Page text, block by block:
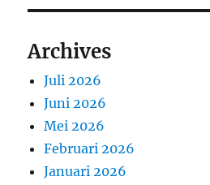
Archives
Juli 2026
Juni 2026
Mei 2026
Februari 2026
Januari 2026